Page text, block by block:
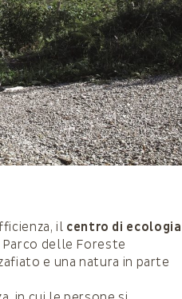
il centro di ecologia
delle Foreste
e una natura in parte